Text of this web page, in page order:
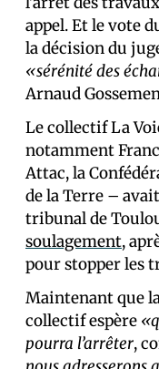
appel. Et le vote
la décision du
«sérénité des
Arnaud
Le collectif La
notamment
Attac, la
de la Terre –
tribunal de
soulagement,
pour stopper les
Maintenant que
collectif espère
pourra l’arrêter,